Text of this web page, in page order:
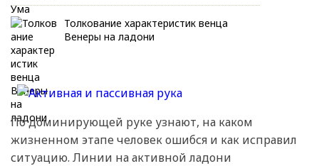
Толкование характеристик венца
Венеры на ладони
По доминирующей руке узнают, на каком
жизненном этапе человек ошибся и как исправил
ситуацию. Линии на активной ладони